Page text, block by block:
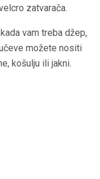
zatvarača.
vam treba džep,
možete nositi
košulju ili jakni.